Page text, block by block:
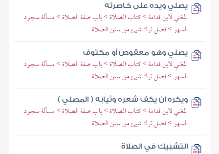
يصلي ويده على خاصرته
المغني لابن قدامة > كتاب الصلاة > باب صفة الصلاة > مسألة سجود
السهو > فصل ترك شيئ من سنن الصلاة
يصلي وهو معقوص أو مكتوف
المغني لابن قدامة > كتاب الصلاة > باب صفة الصلاة > مسألة سجود
السهو > فصل ترك شيئ من سنن الصلاة
ويكره أن يكف شعره وثيابه ( المصلي )
المغني لابن قدامة > كتاب الصلاة > باب صفة الصلاة > مسألة سجود
السهو > فصل ترك شيئ من سنن الصلاة
التشبيك في الصلاة